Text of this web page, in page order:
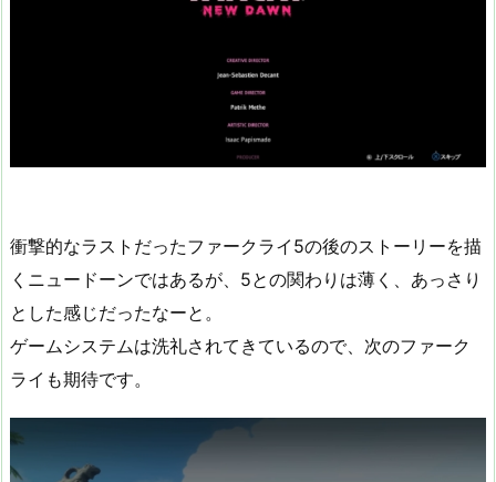
衝撃的なラストだったファークライ5の後のストーリーを描
くニュードーンではあるが、5との関わりは薄く、あっさり
とした感じだったなーと。
ゲームシステムは洗礼されてきているので、次のファーク
ライも期待です。